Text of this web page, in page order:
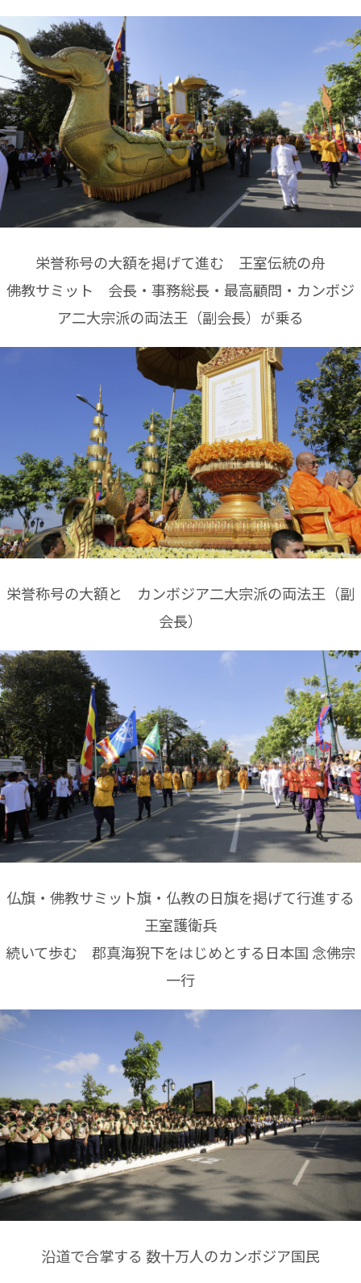
栄誉称号の大額を掲げて進む 王室伝統の舟
佛教サミット 会長・事務総長・最高顧問・カンボジ
ア二大宗派の両法王（副会長）が乗る
栄誉称号の大額と カンボジア二大宗派の両法王（副
会長）
仏旗・佛教サミット旗・仏教の日旗を掲げて行進する
王室護衛兵
続いて歩む 郡真海猊下をはじめとする日本国 念佛宗
一行
沿道で合掌する 数十万人のカンボジア国民